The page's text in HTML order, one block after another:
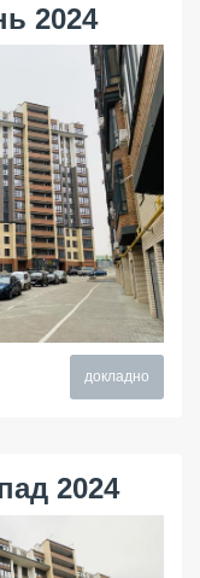
2024
докладно
2024